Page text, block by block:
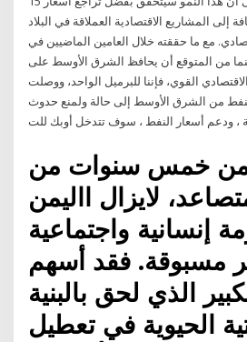
إلى المشاريع الاقتصادية العملاقة في البلاد
مع ما حققته خلال العامين الماضيين في
من المتوقع أن يحافظ الشرق الأوسط على
القوي، فإننا للبرميل الواحد، ووصلت
من الشرق الأوسط إلى حالة ولمنع حدوث
، ودعم أسعار النفط ، سوف تتدخل أوبك للت
من خمس سنوات من
لايزال االيمن
إنسانية واجتماعية
مسبوقة. فقد أسهم
الذي لحق بالبنية
الحيوية في تعطيل